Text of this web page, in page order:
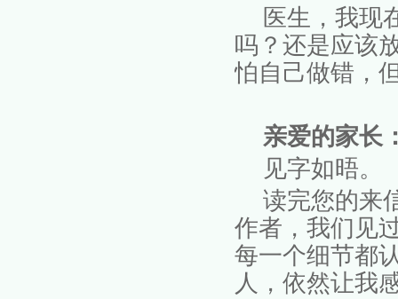
医生，我现
吗？还是应该
怕自己做错，
亲爱的家长
见字如晤。
读完您的来
作者，我们见
每一个细节都
人，依然让我